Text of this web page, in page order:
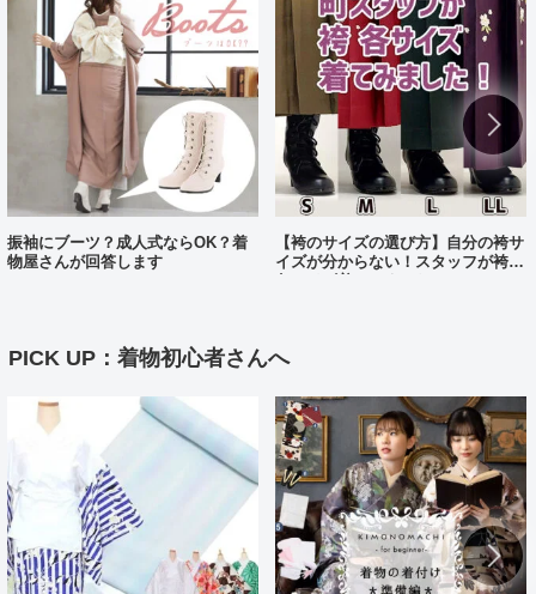
振袖にブーツ？成人式ならOK？着
物屋さんが回答します
【袴のサイズの選び方】自分の袴サ
イズが分からない！スタッフが袴、
PICK UP：着物初心者さんへ